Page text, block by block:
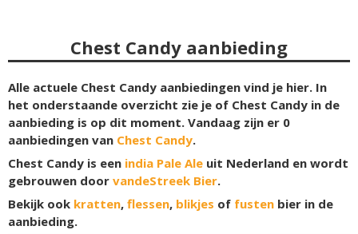
Chest Candy aanbieding
Alle actuele Chest Candy aanbiedingen vind je hier. In
het onderstaande overzicht zie je of Chest Candy in de
aanbieding is op dit moment. Vandaag zijn er 0
aanbiedingen van Chest Candy.
Chest Candy is een india Pale Ale uit Nederland en wordt
gebrouwen door vandeStreek Bier.
Bekijk ook kratten, flessen, blikjes of fusten bier in de
aanbieding.